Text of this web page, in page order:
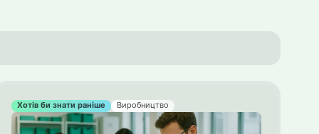
Хотів би знати раніше Виробництво